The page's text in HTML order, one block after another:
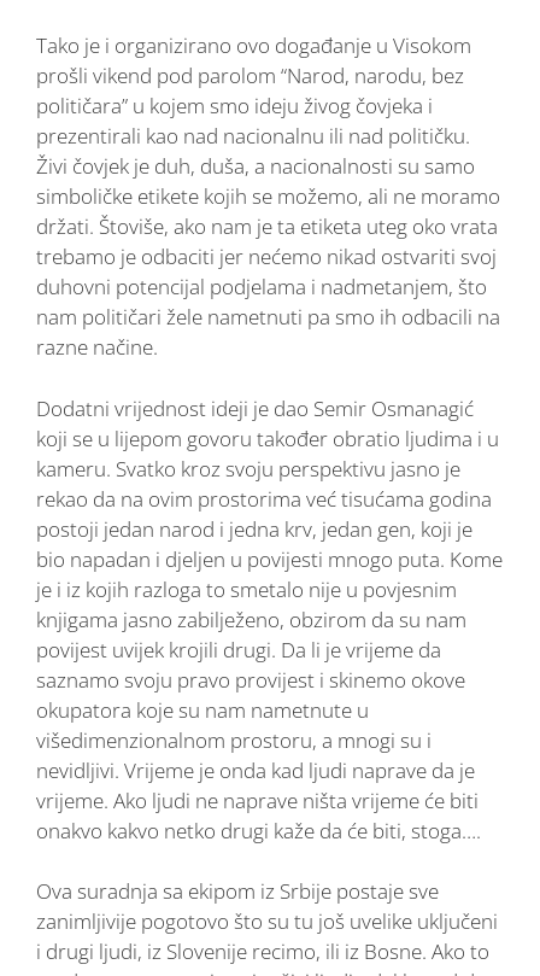
Tako je i organizirano ovo događanje u Visokom
prošli vikend pod parolom “Narod, narodu, bez
političara” u kojem smo ideju živog čovjeka i
prezentirali kao nad nacionalnu ili nad političku.
Živi čovjek je duh, duša, a nacionalnosti su samo
simboličke etikete kojih se možemo, ali ne moramo
držati. Štoviše, ako nam je ta etiketa uteg oko vrata
trebamo je odbaciti jer nećemo nikad ostvariti svoj
duhovni potencijal podjelama i nadmetanjem, što
nam političari žele nametnuti pa smo ih odbacili na
razne načine.
Dodatni vrijednost ideji je dao Semir Osmanagić
koji se u lijepom govoru također obratio ljudima i u
kameru. Svatko kroz svoju perspektivu jasno je
rekao da na ovim prostorima već tisućama godina
postoji jedan narod i jedna krv, jedan gen, koji je
bio napadan i djeljen u povijesti mnogo puta. Kome
je i iz kojih razloga to smetalo nije u povjesnim
knjigama jasno zabilježeno, obzirom da su nam
povijest uvijek krojili drugi. Da li je vrijeme da
saznamo svoju pravo provijest i skinemo okove
okupatora koje su nam nametnute u
višedimenzionalnom prostoru, a mnogi su i
nevidljivi. Vrijeme je onda kad ljudi naprave da je
vrijeme. Ako ljudi ne naprave ništa vrijeme će biti
onakvo kakvo netko drugi kaže da će biti, stoga….
Ova suradnja sa ekipom iz Srbije postaje sve
zanimljivije pogotovo što su tu još uvelike uključeni
i drugi ljudi, iz Slovenije recimo, ili iz Bosne. Ako to